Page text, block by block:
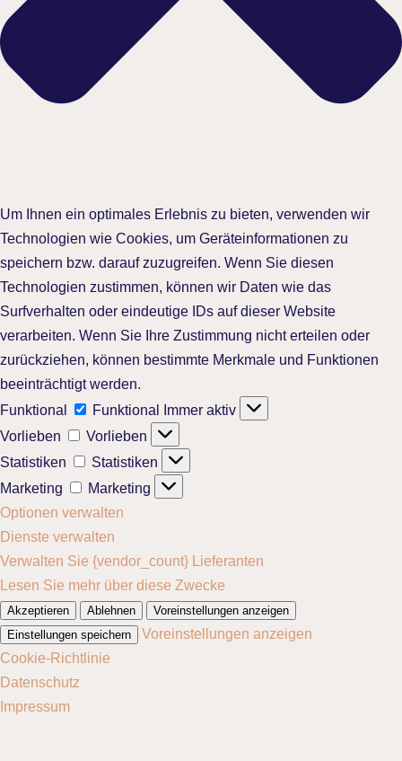
Um Ihnen ein optimales Erlebnis zu bieten, verwenden wir
Technologien wie Cookies, um Geräteinformationen zu
speichern bzw. darauf zuzugreifen. Wenn Sie diesen
Technologien zustimmen, können wir Daten wie das
Surfverhalten oder eindeutige IDs auf dieser Website
verarbeiten. Wenn Sie Ihre Zustimmung nicht erteilen oder
zurückziehen, können bestimmte Merkmale und Funktionen
beeinträchtigt werden.
Funktional
Funktional
Immer aktiv
Vorlieben
Vorlieben
Statistiken
Statistiken
Marketing
Marketing
Optionen verwalten
Dienste verwalten
Verwalten Sie {vendor_count} Lieferanten
Lesen Sie mehr über diese Zwecke
Akzeptieren Ablehnen
Voreinstellungen anzeigen
Einstellungen speichern
Voreinstellungen anzeigen
Cookie-Richtlinie
Datenschutz
Impressum